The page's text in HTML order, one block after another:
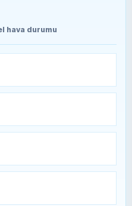
(10-24
hava durumu